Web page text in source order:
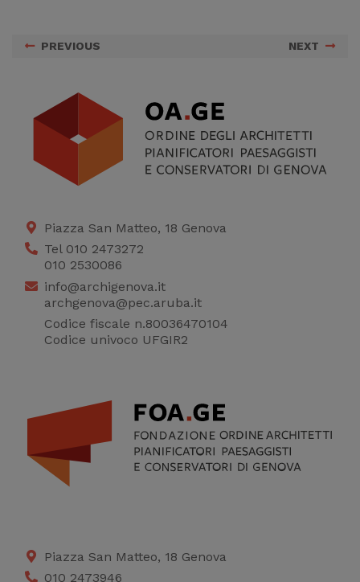
PREVIOUS NEXT
Piazza San Matteo, 18 Genova
Tel 010 2473272
010 2530086
info@archigenova.it
archgenova@pec.aruba.it
Codice fiscale n.80036470104
Codice univoco UFGIR2
Piazza San Matteo, 18 Genova
010 2473946